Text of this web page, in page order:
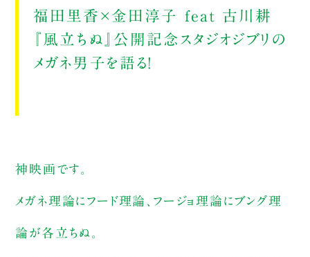
福田里香×金田淳子 feat 古川耕
『風立ちぬ』公開記念スタジオジブリの
メガネ男子を語る！
神映画です。
メガネ理論にフード理論、フージョ理論にブング理
論が各立ちぬ。